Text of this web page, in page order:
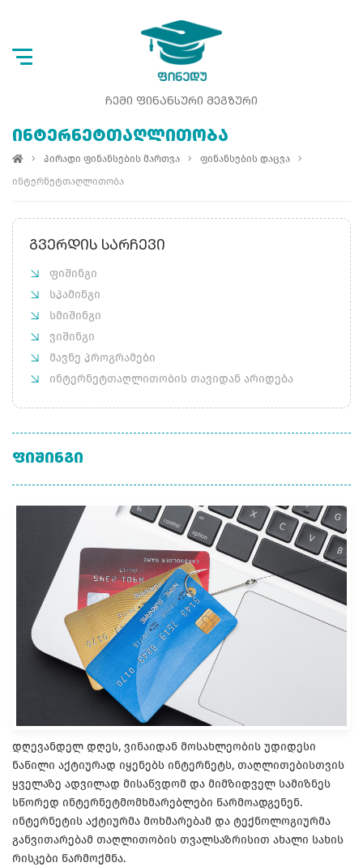
ᲩᲔᲛᲘ ᲤᲘᲜᲐᲜᲡᲣᲠᲘ ᲛᲔᲒᲖᲣᲠᲘ
ᲘᲜᲢᲔᲠᲜᲔᲢᲗᲐᲦᲚᲘᲗᲝᲑᲐ
პირადი ფინანსების მართვა
ფინანსების დაცვა
ინტერნეტთაღლითობა
ᲒᲕᲔᲠᲓᲘᲡ ᲡᲐᲠᲩᲔᲕᲘ
ფიშინგი
სპამინგი
სმიშინგი
ვიშინგი
მავნე პროგრამები
ინტერნეტთაღლითობის თავიდან არიდება
ᲤᲘᲨᲘᲜᲒᲘ
დღევანდელ დღეს, ვინაიდან მოსახლეობის უდიდესი
ნაწილი აქტიურად იყენებს ინტერნეტს, თაღლითებისთვის
ყველაზე ადვილად მისაწვდომ და მიმზიდველ სამიზნეს
სწორედ ინტერნეტმომხმარებლები წარმოადგენენ.
ინტერნეტის აქტიურმა მოხმარებამ და ტექნოლოგიურმა
განვითარებამ თაღლითობის თვალსაზრისით ახალი სახის
რისკები წარმოქმნა.